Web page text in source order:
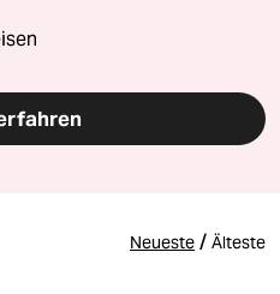
Neueste / Älteste